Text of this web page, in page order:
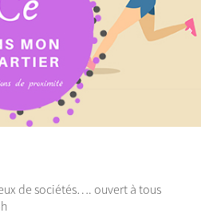
de sociétés…. ouvert à tous